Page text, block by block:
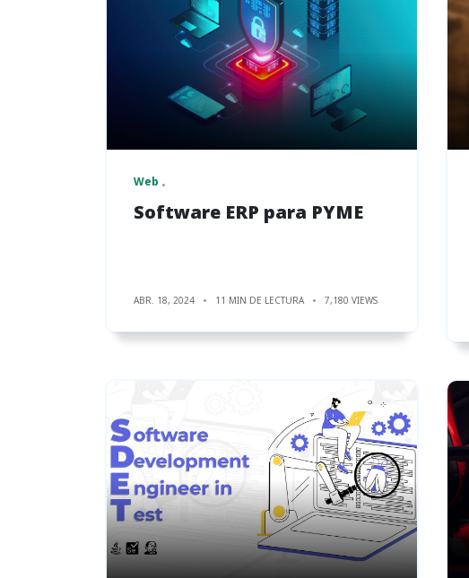
Web
Software ERP para PYME
ABR. 18, 2024 11 MIN DE LECTURA 7,180 VIEWS